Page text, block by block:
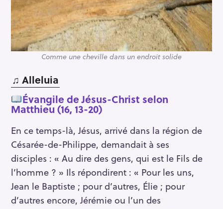
Comme une cheville dans un endroit solide
♫ Alleluia
Évangile de Jésus-Christ selon
Matthieu (16, 13-20)
En ce temps-là, Jésus, arrivé dans la région de
Césarée-de-Philippe, demandait à ses
disciples : « Au dire des gens, qui est le Fils de
l’homme ? » Ils répondirent : « Pour les uns,
Jean le Baptiste ; pour d’autres, Élie ; pour
d’autres encore, Jérémie ou l’un des